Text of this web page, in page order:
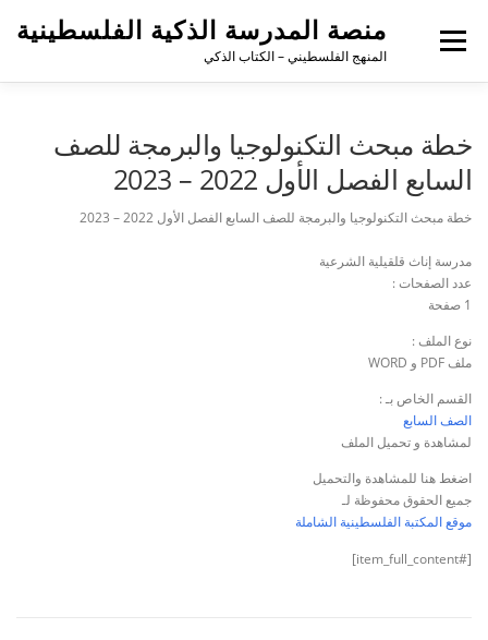
منصة المدرسة الذكية الفلسطينية
المنهج الفلسطيني – الكتاب الذكي
القائمة
خطة مبحث التكنولوجيا والبرمجة للصف
السابع الفصل الأول 2022 – 2023
خطة مبحث التكنولوجيا والبرمجة للصف السابع الفصل الأول 2022 – 2023
مدرسة إناث قلقيلية الشرعية
عدد الصفحات :
1 صفحة
نوع الملف :
ملف PDF و WORD
القسم الخاص بـ :
الصف السابع
لمشاهدة و تحميل الملف
اضغط هنا للمشاهدة والتحميل
جميع الحقوق محفوظة لـ
موقع المكتبة الفلسطينية الشاملة
[#item_full_content]